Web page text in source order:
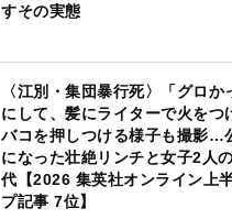
すその実態
〈江別・集団暴行死〉「グロ
にして、髪にライターで火をつ
バコを押しつける様子も撮影…
になった壮絶リンチと女子2人
代【2026 集英社オンライン上
プ記事 7位】